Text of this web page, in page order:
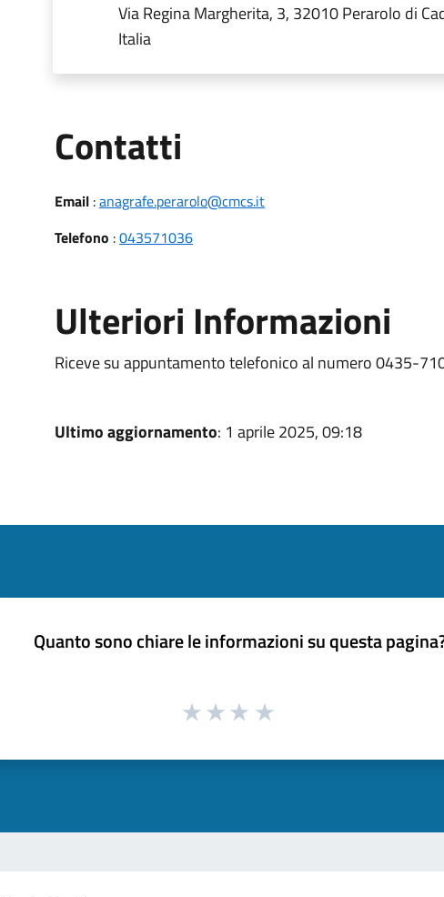
Via Regina Margherita, 3, 32010 Perarolo di
Italia
Contatti
Email:anagrafe.perarolo@cmcs.it
Telefono :043571036
Ulteriori Informazioni
Riceve su appuntamento telefonico al numero 0435-
Ultimo aggiornamento: 1 aprile 2025, 09:18
Quanto sono chiare le informazioni su questa